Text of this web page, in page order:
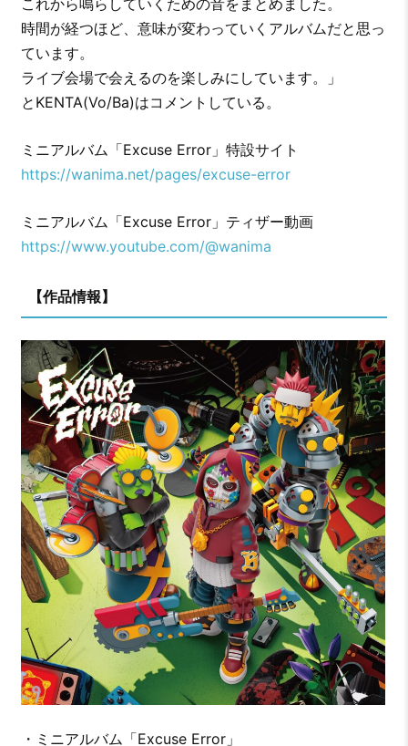
時間が経つほど、意味が変わっていくアルバムだと思っ
ています。
ライブ会場で会えるのを楽しみにしています。」
とKENTA(Vo/Ba)はコメントしている。
ミニアルバム「Excuse Error」特設サイト
https://wanima.net/pages/excuse-error
ミニアルバム「Excuse Error」ティザー動画
https://www.youtube.com/@wanima
【作品情報】
・ミニアルバム「Excuse Error」